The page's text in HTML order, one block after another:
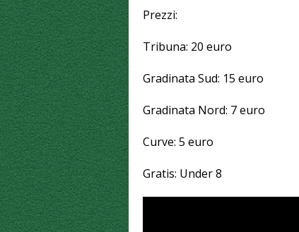
Prezzi:
Tribuna: 20 euro
Gradinata Sud: 15 euro
Gradinata Nord: 7 euro
Curve: 5 euro
Gratis: Under 8